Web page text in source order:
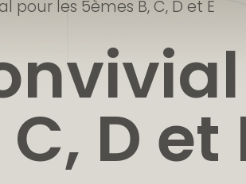
pour les 5èmes B, C, D et E
D et